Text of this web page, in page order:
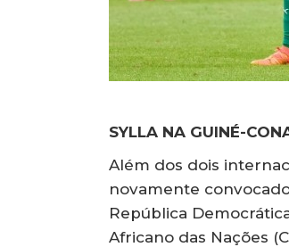
SYLLA NA GUINÉ-
Além dos dois
novamente
República
Africano das Nações